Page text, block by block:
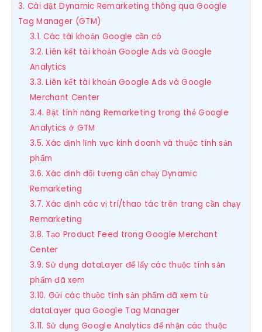
3. Cài đặt Dynamic Remarketing thông qua Google
Tag Manager (GTM)
3.1. Các tài khoản Google cần có
3.2. Liên kết tài khoản Google Ads và Google
Analytics
3.3. Liên kết tài khoản Google Ads và Google
Merchant Center
3.4. Bật tính năng Remarketing trong thẻ Google
Analytics ở GTM
3.5. Xác định lĩnh vực kinh doanh và thuộc tính sản
phẩm
3.6. Xác định đối tượng cần chạy Dynamic
Remarketing
3.7. Xác định các vị trí/thao tác trên trang cần chạy
Remarketing
3.8. Tạo Product Feed trong Google Merchant
Center
3.9. Sử dụng dataLayer để lấy các thuộc tính sản
phẩm đã xem
3.10. Gửi các thuộc tính sản phẩm đã xem từ
dataLayer qua Google Tag Manager
3.11. Sử dụng Google Analytics để nhận các thuộc